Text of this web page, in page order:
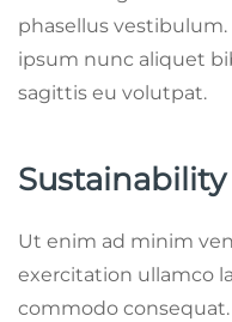
phasellus vestibulum.
ipsum nunc aliquet
sagittis eu volutpat.
Sustainability
Ut enim ad minim
exercitation ullamco
commodo